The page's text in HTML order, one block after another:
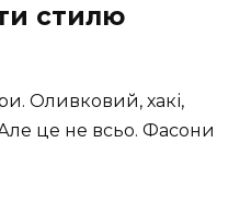
стилю
Оливковий, хакі,
Але це не всьо. Фасони